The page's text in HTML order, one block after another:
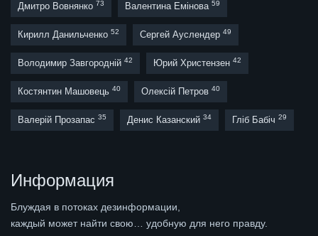
Дмитро Вовнянко 73 Валентина Емінова 59
Кирилл Данильченко 52 Сергей Ауслендер 49
Володимир Завгородній 42 Юрий Христензен 42
Костянтин Машовець 40 Олексій Петров 40
Валерій Прозапас 35 Денис Казанский 34 Гліб Бабіч 29
Информация
Блуждая в потоках дезинформации,
каждый может найти свою… удобную для него правду.